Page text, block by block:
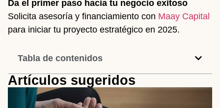
Tabla de contenidos
Artículos sugeridos
Da el primer paso hacia tu negocio exitoso
Solicita asesoría y financiamiento con Maay Capital
para iniciar tu proyecto estratégico en 2025.